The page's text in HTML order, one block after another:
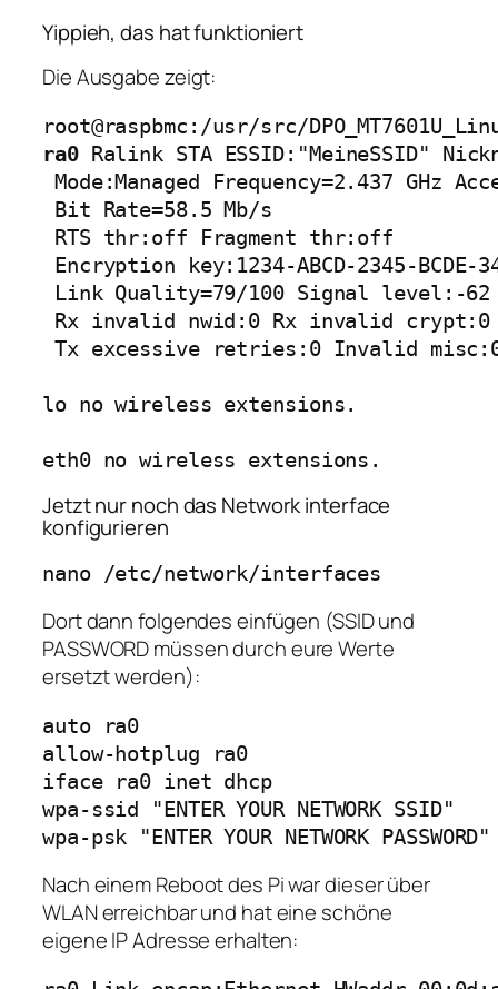
Yippieh, das hat funktioniert
Die Ausgabe zeigt:
ra0 Ralink STA ESSID:"MeineSSID"
Mode:Managed Frequency=2.437 GHz
Bit Rate=58.5 Mb/s
RTS thr:off Fragment thr:off
Encryption key:1234-ABCD-2345-BCDE-
Link Quality=79/100 Signal level:-62
Rx invalid nwid:0 Rx invalid
Tx excessive retries:0 Invalid misc:0
lo no wireless extensions.
eth0 no wireless extensions.
Jetzt nur noch das Network interface
konfigurieren
nano /etc/network/interfaces
Dort dann folgendes einfügen (SSID und
PASSWORD müssen durch eure Werte
ersetzt werden):
auto ra0
allow-hotplug ra0
iface ra0 inet dhcp
wpa-ssid "ENTER YOUR NETWORK SSID"
wpa-psk "ENTER YOUR NETWORK PASSWORD"
Nach einem Reboot des Pi war dieser über
WLAN erreichbar und hat eine schöne
eigene IP Adresse erhalten: